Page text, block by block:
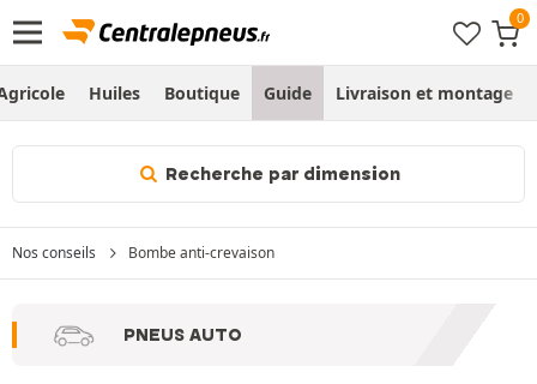
Huiles Boutique Guide Livraison et montage
Recherche par dimension
Nos conseils Bombe anti-crevaison
PNEUS AUTO